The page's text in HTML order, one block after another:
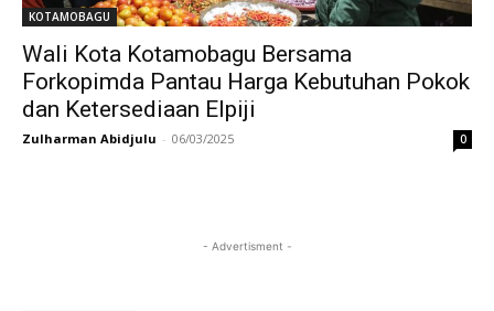
KOTAMOBAGU
Wali Kota Kotamobagu Bersama
Forkopimda Pantau Harga Kebutuhan Pokok
dan Ketersediaan Elpiji
Zulharman Abidjulu - 06/03/2025 0
- Advertisment -